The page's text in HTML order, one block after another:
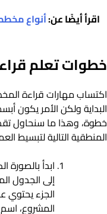
اقرأ أيضًا عن:أنواع
خطوات تعلم
اكتساب مهارات قراءة
البداية ولكن الأمر يكون
خطوة، وهذا ما سنحاول
المنطقية التالية لتبسيط
ابدأ بالصورة
إلى الجدول
الجزء يحتوي
المشروع،